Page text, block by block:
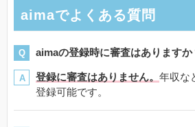
aimaでよくある質問
aimaの登録時に審査はありますか
登録に審査はありません。 年収な
登録可能です。